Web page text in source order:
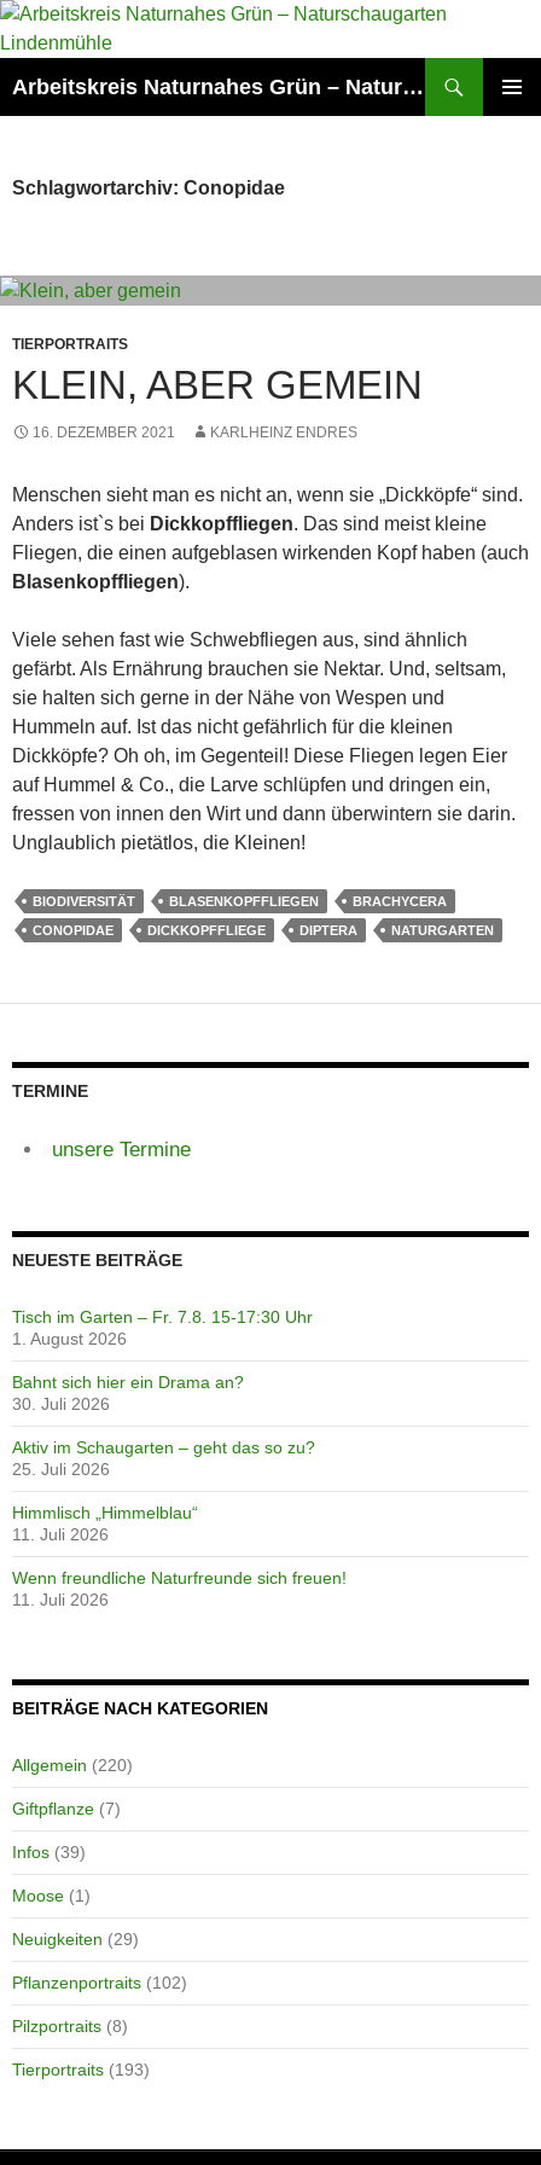
Zum
Inhalt
Arbeitskreis Naturnahes Grün – Naturschaugarten Lindenmühle
Schlagwortarchiv: Conopidae
TIERPORTRAITS
KLEIN, ABER GEMEIN
16. DEZEMBER 2021 KARLHEINZ ENDRES
Menschen sieht man es nicht an, wenn sie „Dickköpfe“ sind.
Anders ist`s bei Dickkopffliegen. Das sind meist kleine
Fliegen, die einen aufgeblasen wirkenden Kopf haben (auch
Blasenkopffliegen).
Viele sehen fast wie Schwebfliegen aus, sind ähnlich
gefärbt. Als Ernährung brauchen sie Nektar. Und, seltsam,
sie halten sich gerne in der Nähe von Wespen und
Hummeln auf. Ist das nicht gefährlich für die kleinen
Dickköpfe? Oh oh, im Gegenteil! Diese Fliegen legen Eier
auf Hummel & Co., die Larve schlüpfen und dringen ein,
fressen von innen den Wirt und dann überwintern sie darin.
Unglaublich pietätlos, die Kleinen!
BIODIVERSITÄT BLASENKOPFFLIEGEN
BRACHYCERA
CONOPIDAE
DICKKOPFFLIEGE DIPTERA NATURGARTEN
TERMINE
unsere Termine
NEUESTE BEITRÄGE
Tisch im Garten – Fr. 7.8. 15-17:30 Uhr
1. August 2026
Bahnt sich hier ein Drama an?
30. Juli 2026
Aktiv im Schaugarten – geht das so zu?
25. Juli 2026
Himmlisch „Himmelblau“
11. Juli 2026
Wenn freundliche Naturfreunde sich freuen!
11. Juli 2026
BEITRÄGE NACH KATEGORIEN
Allgemein (220)
Giftpflanze (7)
Infos (39)
Moose (1)
Neuigkeiten (29)
Pflanzenportraits (102)
Pilzportraits (8)
Tierportraits (193)